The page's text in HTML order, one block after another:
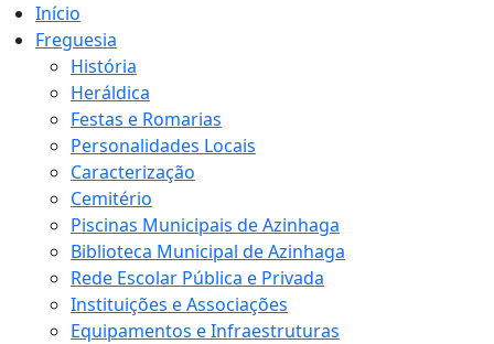
Início
Freguesia
História
Heráldica
Festas e Romarias
Personalidades Locais
Caracterização
Cemitério
Piscinas Municipais de Azinhaga
Biblioteca Municipal de Azinhaga
Rede Escolar Pública e Privada
Instituições e Associações
Equipamentos e Infraestruturas